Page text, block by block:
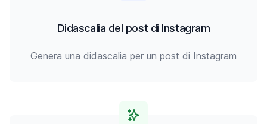
Didascalia del post di Instagram
Genera una didascalia per un post di Instagram